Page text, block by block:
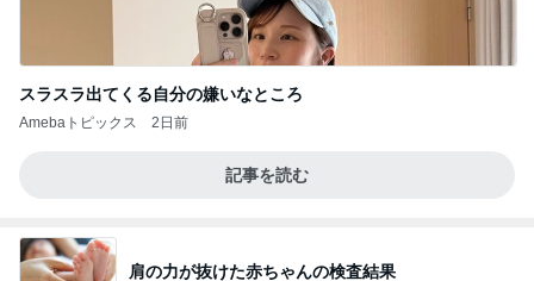
スラスラ出てくる自分の嫌いなところ
Amebaトピックス 2日前
記事を読む
肩の力が抜けた赤ちゃんの検査結果